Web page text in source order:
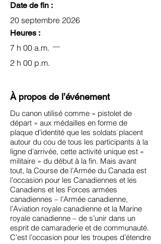
Date de fin :
20 septembre 2026
Heures :
7 h 00 a.m.
2 h 00 p.m.
À propos de l’événement
Du canon utilisé comme « pistolet de
départ » aux médailles en forme de
plaque d’identité que les soldats placent
autour du cou de tous les participants à la
ligne d’arrivée, cette activité unique est «
militaire » du début à la fin. Mais avant
tout, la Course de l’Armée du Canada est
l’occasion pour les Canadiennes et les
Canadiens et les Forces armées
canadiennes – l’Armée canadienne,
l’Aviation royale canadienne et la Marine
royale canadienne – de s’unir dans un
esprit de camaraderie et de communauté.
C’est l’occasion pour les troupes d’étendre